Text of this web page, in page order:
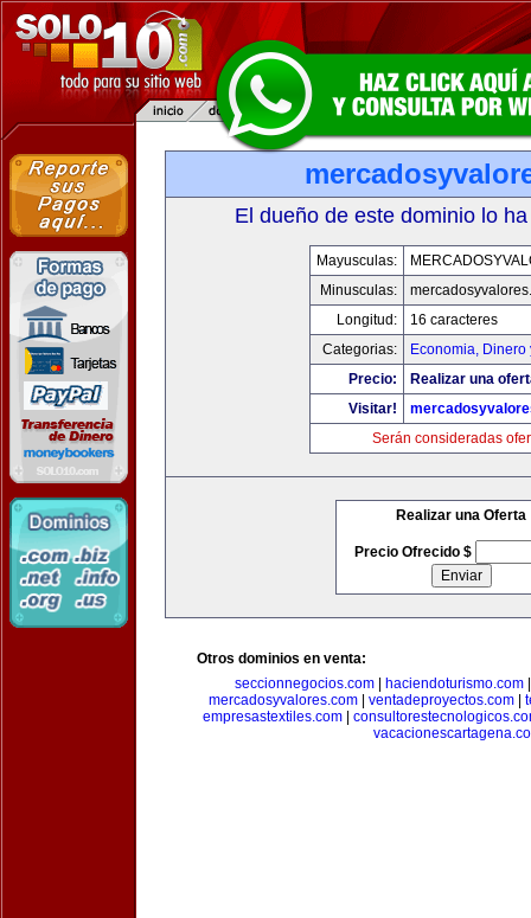
El dueño de este dominio lo
Mayusculas:
Minusculas:
Longitud:
16 caracteres
Categorias:
Economia, Dinero
Precio:
Realizar una
Visitar!
Serán consideradas
Realizar una Oferta
Precio Ofrecido $
Otros dominios en venta:
seccionnegocios.com
haciendoturismo.com
mercadosyvalores.com| ventadeproyectos.com|
empresastextiles.com|